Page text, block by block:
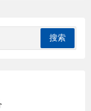
、液被高速旋切，